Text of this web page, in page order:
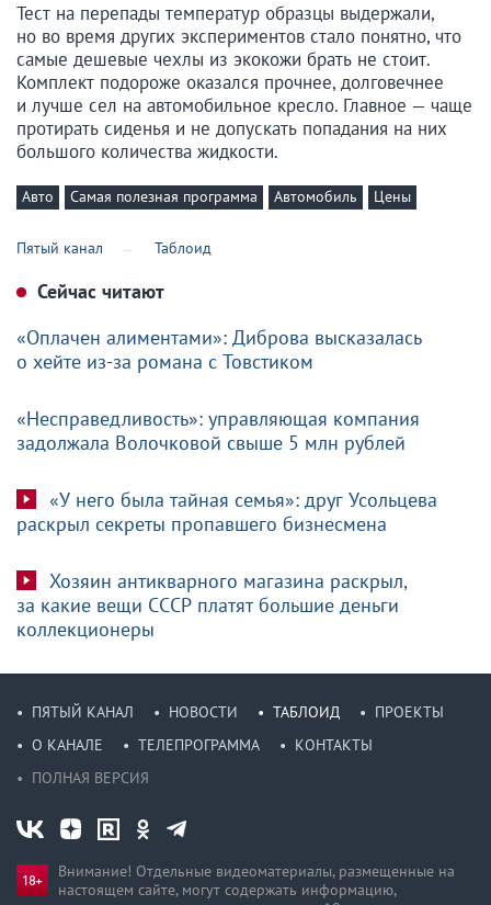
Тест на перепады температур образцы выдержали,
но во время других экспериментов стало понятно, что
самые дешевые чехлы из экокожи брать не стоит.
Комплект подороже оказался прочнее, долговечнее
и лучше сел на автомобильное кресло. Главное — чаще
протирать сиденья и не допускать попадания на них
большого количества жидкости.
Авто Самая полезная программа Автомобиль Цены
Пятый канал Таблоид
Сейчас читают
«Оплачен алиментами»: Диброва высказалась
о хейте из-за романа с Товстиком
«Несправедливость»: управляющая компания
задолжала Волочковой свыше 5 млн рублей
«У него была тайная семья»: друг Усольцева
раскрыл секреты пропавшего бизнесмена
Хозяин антикварного магазина раскрыл,
за какие вещи СССР платят большие деньги
коллекционеры
ПЯТЫЙ КАНАЛ НОВОСТИ ТАБЛОИД
ПРОЕКТЫ
О КАНАЛЕ
ТЕЛЕПРОГРАММА
КОНТАКТЫ
ПОЛНАЯ ВЕРСИЯ
Внимание! Отдельные видеоматериалы, размещенные на
настоящем сайте, могут содержать информацию,